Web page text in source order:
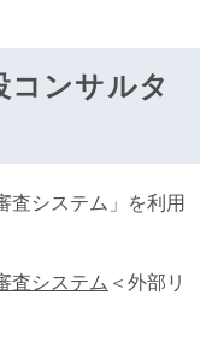
コンサルタ
査システム」を利用
査システム ＜外部リ